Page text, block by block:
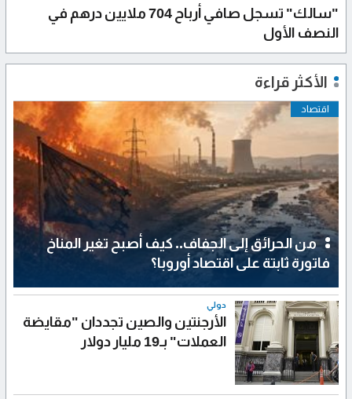
"سالك" تسجل صافي أرباح 704 ملايين درهم في
النصف الأول
الأكثر قراءة
اقتصاد
من الحرائق إلى الجفاف.. كيف أصبح تغير المناخ
فاتورة ثابتة على اقتصاد أوروبا؟
دولي
الأرجنتين والصين تجددان "مقايضة
العملات" بـ19 مليار دولار